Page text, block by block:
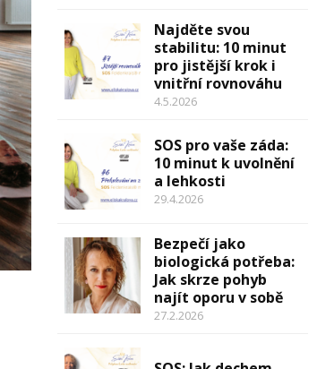
Najděte svou
stabilitu: 10 minut
pro jistější krok i
vnitřní rovnováhu
4.5.2026
SOS pro vaše záda:
10 minut k uvolnění
a lehkosti
29.4.2026
Bezpečí jako
biologická potřeba:
Jak skrze pohyb
najít oporu v sobě
27.2.2026